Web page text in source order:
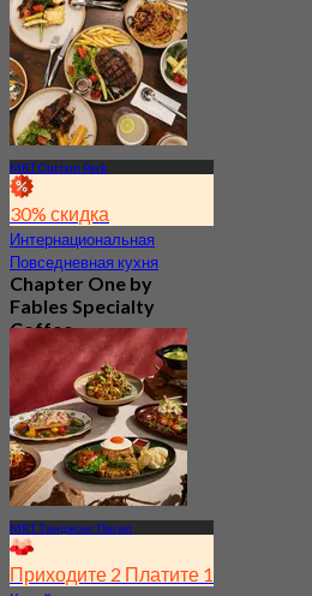
ОтS$ 57.07
MRT Outram Park
30% скидка
Интернациональная
Повседневная кухня
Chapter One by
Fables Specialty
Coffee
Новое
4.6
От
S$ 28
MRT Танджонг Пагар
Приходите 2 Платите 1